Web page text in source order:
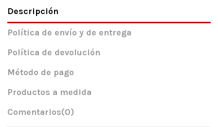
Descripción
Política de envío y de entrega
Política de devolución
Método de pago
Productos a medida
Comentarios(0)